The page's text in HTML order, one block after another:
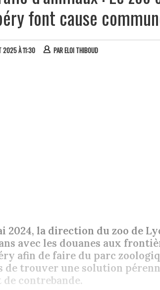
font cause
2025 À 11:30 PARELOI THIBOUD
2024, la direction du zoo de
avec les douanes aux
afin de faire du parc
de trouver une solution
de contrebande.